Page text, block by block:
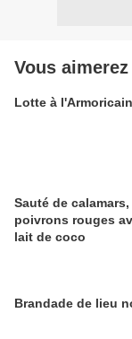
Vous
Lotte à
Sauté de
poivrons rouges
lait de coco
Brandade de lieu